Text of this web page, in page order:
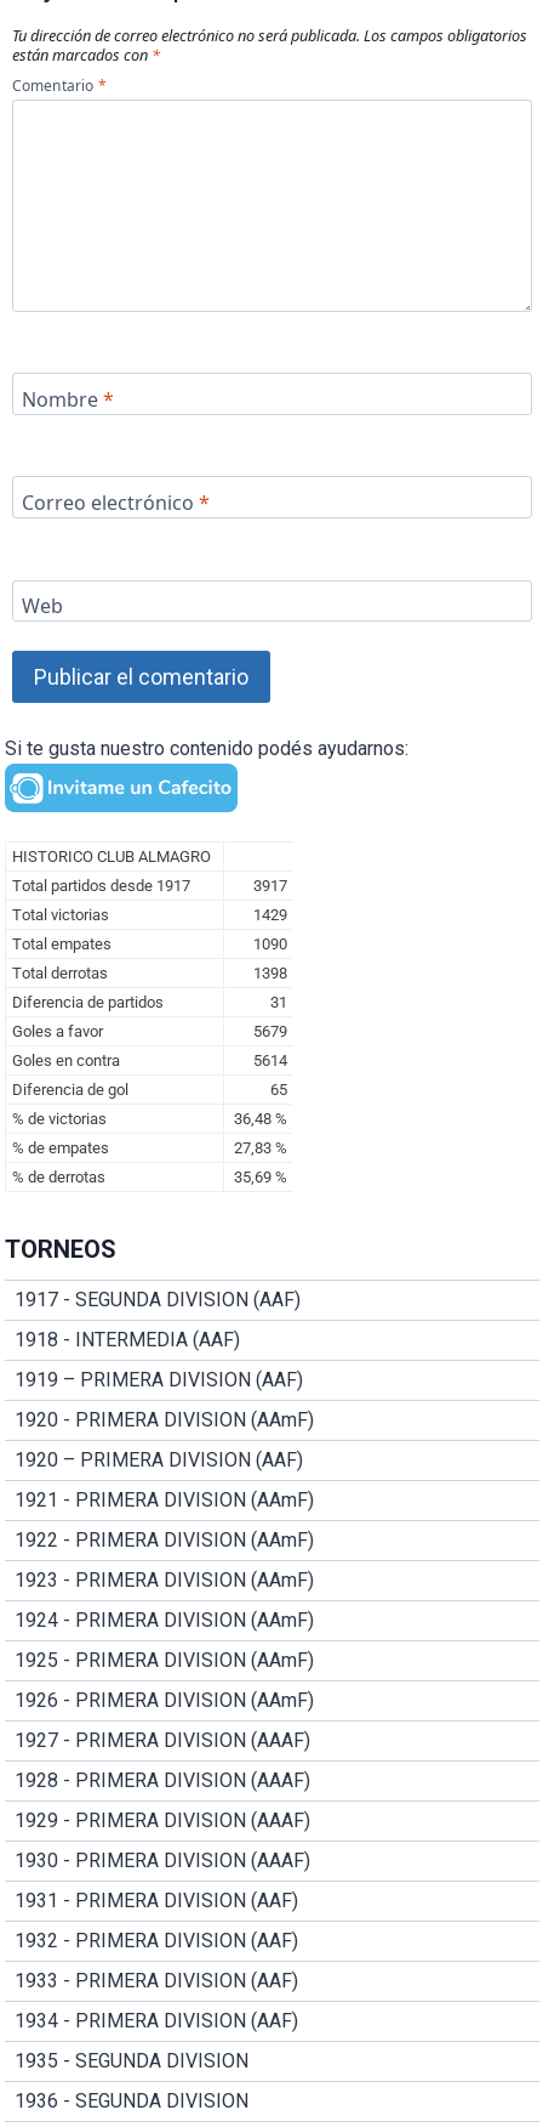
Tu dirección de correo electrónico no será publicada. Los campos obligatorios
están marcados con *
Comentario *
Nombre*
Correo electrónico *
Web
Si te gusta nuestro contenido podés ayudarnos:
TORNEOS
1917 - SEGUNDA DIVISION (AAF)
1918 - INTERMEDIA (AAF)
1919 – PRIMERA DIVISION (AAF)
1920 - PRIMERA DIVISION (AAmF)
1920 – PRIMERA DIVISION (AAF)
1921 - PRIMERA DIVISION (AAmF)
1922 - PRIMERA DIVISION (AAmF)
1923 - PRIMERA DIVISION (AAmF)
1924 - PRIMERA DIVISION (AAmF)
1925 - PRIMERA DIVISION (AAmF)
1926 - PRIMERA DIVISION (AAmF)
1927 - PRIMERA DIVISION (AAAF)
1928 - PRIMERA DIVISION (AAAF)
1929 - PRIMERA DIVISION (AAAF)
1930 - PRIMERA DIVISION (AAAF)
1931 - PRIMERA DIVISION (AAF)
1932 - PRIMERA DIVISION (AAF)
1933 - PRIMERA DIVISION (AAF)
1934 - PRIMERA DIVISION (AAF)
1935 - SEGUNDA DIVISION
1936 - SEGUNDA DIVISION